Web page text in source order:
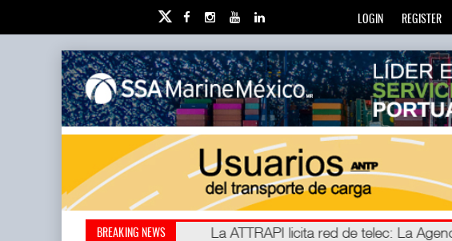
LOGIN REGISTER
BREAKING NEWS IT-ANÁLISIS: Puerto Lázaro C
La ATTRAPI licita red de telec: La